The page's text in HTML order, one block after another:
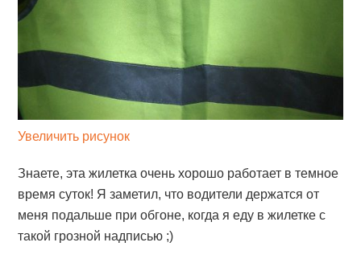
Увеличить рисунок
Знаете, эта жилетка очень хорошо работает в темное
время суток! Я заметил, что водители держатся от
меня подальше при обгоне, когда я еду в жилетке с
такой грозной надписью ;)